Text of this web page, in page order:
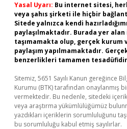
Yasal Uyarı: Bu internet sitesi,
veya şahıs şirketi ile hiçbir
Sitede yalnızca kendi
paylaşılmaktadır. Burada yer
taşımamakta olup, gerçek kurum
paylaşım yapılmamaktadır.
benzerlikleri tamamen
Sitemiz, 5651 Sayılı Kanun gereğince
Kurumu (BTK) tarafından onaylanmış
vermektedir. Bu nedenle, sitedeki
veya araştırma yükümlülüğümüz
yazdıkları içeriklerin sorumluluğunu
bu sorumluluğu kabul etmiş sayılırlar.